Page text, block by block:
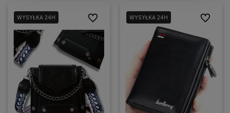
WYSYŁKA 24H Do ulubionychWYSYŁKA 24H Do